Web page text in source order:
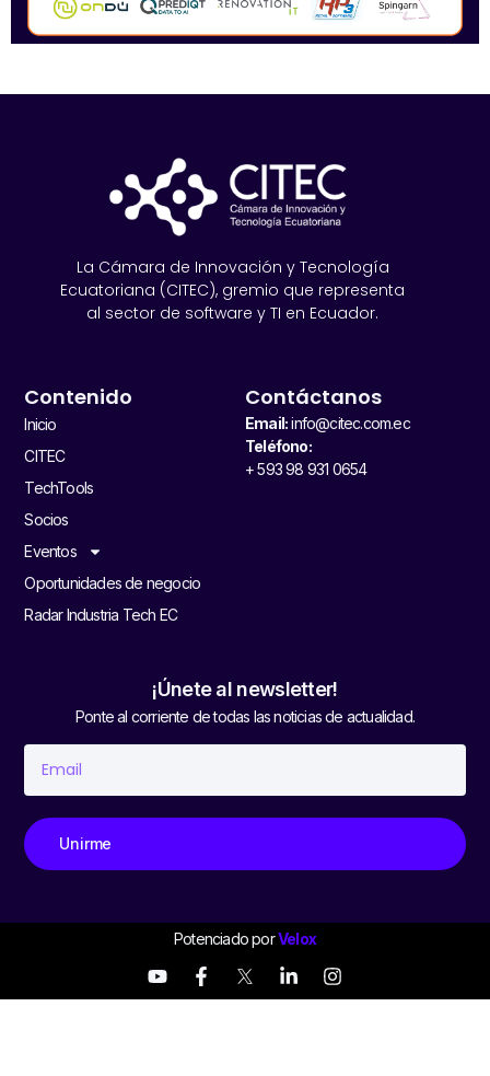
La Cámara de Innovación y Tecnología
Ecuatoriana (CITEC), gremio que representa
al sector de software y TI en Ecuador.
Contenido
Inicio
CITEC
TechTools
Socios
Eventos
Oportunidades de negocio
Radar Industria Tech EC
Contáctanos
Email:info@citec.com.ec
Teléfono:
+ 593 98 931 0654
¡Únete al newsletter!
Ponte al corriente de todas las noticias de actualidad.
Unirme
Potenciado porVelox